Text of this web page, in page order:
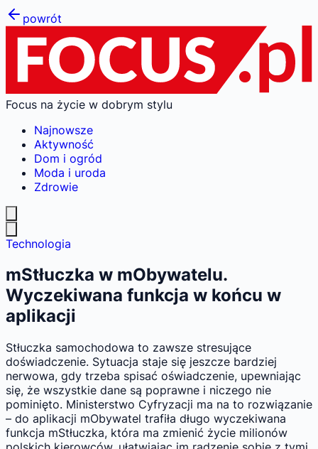
powrót
Focus na życie w dobrym stylu
Najnowsze
Aktywność
Dom i ogród
Moda i uroda
Zdrowie
Technologia
mStłuczka w mObywatelu.
Wyczekiwana funkcja w końcu w
aplikacji
Stłuczka samochodowa to zawsze stresujące
doświadczenie. Sytuacja staje się jeszcze bardziej
nerwowa, gdy trzeba spisać oświadczenie, upewniając
się, że wszystkie dane są poprawne i niczego nie
pominięto. Ministerstwo Cyfryzacji ma na to rozwiązanie
– do aplikacji mObywatel trafiła długo wyczekiwana
funkcja mStłuczka, która ma zmienić życie milionów